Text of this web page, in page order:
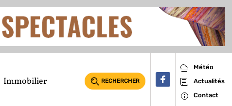
Immobilier RECHERCHER
Météo
Actualités
Contact